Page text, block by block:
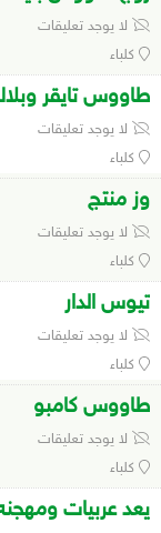
لا يوجد تعليقات
كلباء
طاووس تايقر
لا يوجد تعليقات
كلباء
وز منتج
لا يوجد تعليقات
كلباء
تيوس الدار
لا يوجد تعليقات
كلباء
طاووس كامبو
لا يوجد تعليقات
كلباء
يعد عربيات